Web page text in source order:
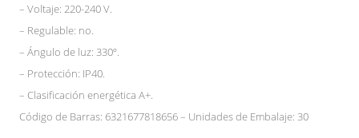
– Voltaje: 220-240 V.
– Regulable: no.
– Ángulo de luz: 330º.
– Protección: IP40.
– Clasificación energética A+.
Código de Barras: 6321677818656 – Unidades de Embalaje: 30